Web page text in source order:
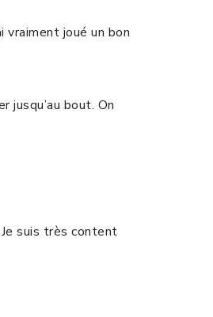
vraiment joué un bon
jusqu’au bout. On
suis très content